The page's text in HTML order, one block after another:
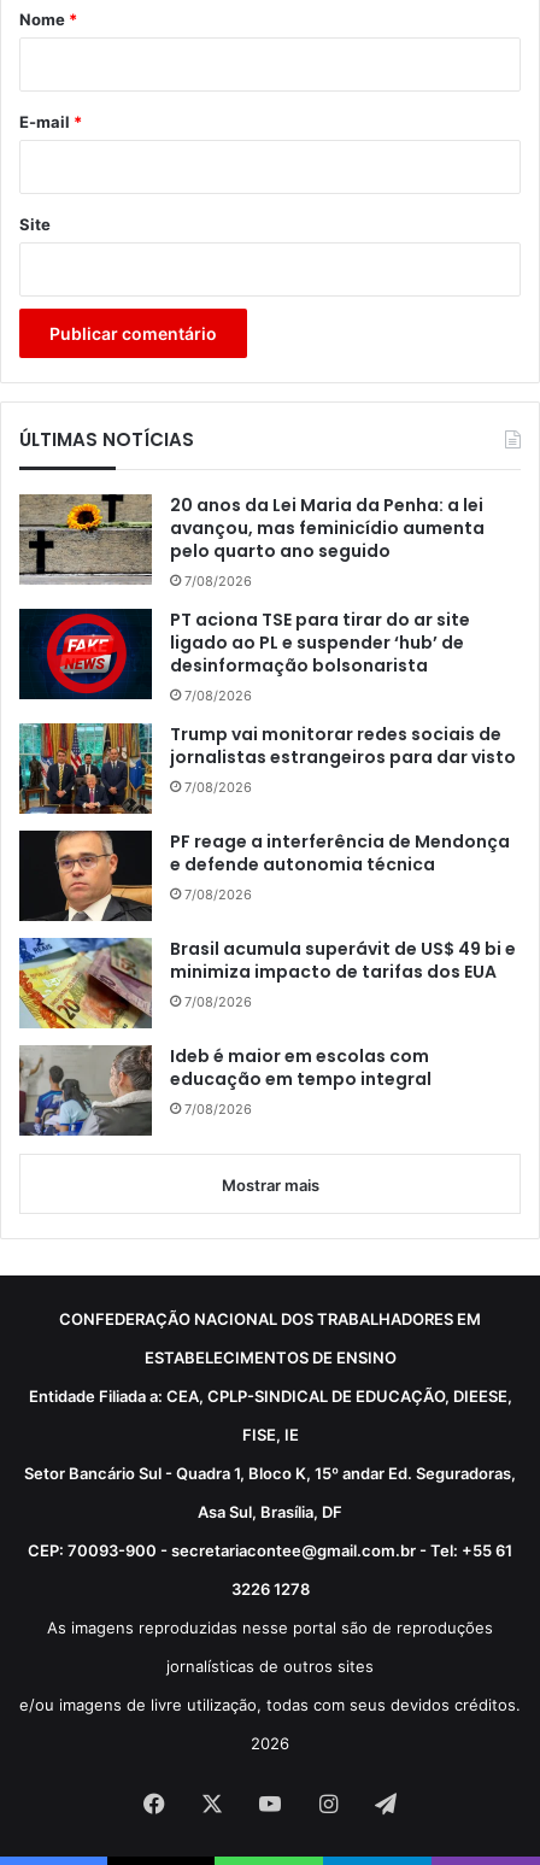
r
*
Nome *
E-mail *
Site
ÚLTIMAS NOTÍCIAS
20 anos da Lei Maria da Penha: a lei
avançou, mas feminicídio aumenta
pelo quarto ano seguido
7/08/2026
PT aciona TSE para tirar do ar site
ligado ao PL e suspender ‘hub’ de
desinformação bolsonarista
7/08/2026
Trump vai monitorar redes sociais de
jornalistas estrangeiros para dar visto
7/08/2026
PF reage a interferência de Mendonça
e defende autonomia técnica
7/08/2026
Brasil acumula superávit de US$ 49 bi e
minimiza impacto de tarifas dos EUA
7/08/2026
Ideb é maior em escolas com
educação em tempo integral
7/08/2026
Mostrar mais
CONFEDERAÇÃO NACIONAL DOS TRABALHADORES EM
ESTABELECIMENTOS DE ENSINO
Entidade Filiada a: CEA, CPLP-SINDICAL DE EDUCAÇÃO, DIEESE,
FISE, IE
Setor Bancário Sul - Quadra 1, Bloco K, 15º andar Ed. Seguradoras,
Asa Sul, Brasília, DF
CEP: 70093-900 - secretariacontee@gmail.com.br - Tel: +55 61
3226 1278
As imagens reproduzidas nesse portal são de reproduções
jornalísticas de outros sites
e/ou imagens de livre utilização, todas com seus devidos créditos.
2026
Facebook YouTubeInstagram